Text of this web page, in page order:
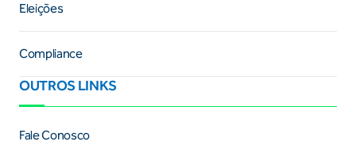
Eleições
Compliance
OUTROS LINKS
Fale Conosco